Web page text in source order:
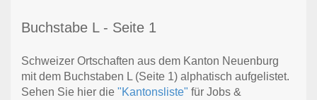
Buchstabe L - Seite 1
Schweizer Ortschaften aus dem Kanton Neuenburg
mit dem Buchstaben L (Seite 1) alphatisch aufgelistet.
Sehen Sie hier die "Kantonsliste" für Jobs &